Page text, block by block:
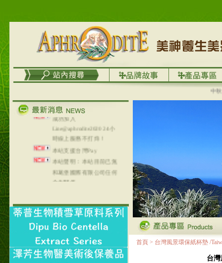
中秋優
列，可以郵寄至部分亞太
在外租屋者、居住處無管
理員、不方便在工作地點
取件者，歡迎多多使用
【郵局i郵箱】的服務喔～
【i郵箱】設立的地點，請
成功加入
Line@aphrodite2020 24小
本站支援台灣Pay
本站聲明：本站目前已無
和葛堡國際有限公司任何
合作關係
本站支援支付宝
NT$320(RMB￥71.00)
首頁 > 台灣風景環保紙杯墊 /
台灣